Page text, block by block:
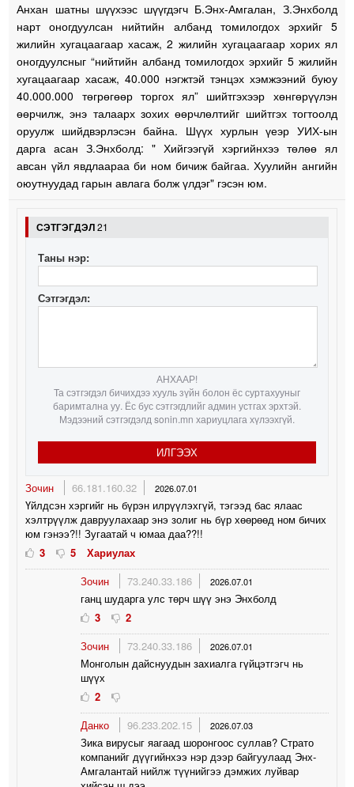
Анхан шатны шүүхээс шүүгдэгч Б.Энх-Амгалан, З.Энхболд
нарт оногдуулсан нийтийн албанд томилогдох эрхийг 5
жилийн хугацаагаар хасаж, 2 жилийн хугацаагаар хорих ял
оногдуулсныг “нийтийн албанд томилогдох эрхийг 5 жилийн
хугацаагаар хасаж, 40.000 нэгжтэй тэнцэх хэмжээний буюу
40.000.000 төгрөгөөр торгох ял” шийтгэхээр хөнгөрүүлэн
өөрчилж, энэ талаарх зохих өөрчлөлтийг шийтгэх тогтоолд
оруулж шийдвэрлэсэн байна. Шүүх хурлын үеэр УИХ-ын
дарга асан З.Энхболд: " Хийгээгүй хэргийнхээ төлөө ял
авсан үйл явдлаараа би ном бичиж байгаа. Хуулийн ангийн
оюутнуудад гарын авлага болж үлдэг" гэсэн юм.
СЭТГЭГДЭЛ21
Таны нэр:
Сэтгэгдэл:
АНХААР!
Та сэтгэгдэл бичихдээ хууль зүйн болон ёс суртахууныг
баримтална уу. Ёс бус сэтгэгдлийг админ устгах эрхтэй.
Мэдээний сэтгэгдэлд sonin.mn хариуцлага хүлээхгүй.
ИЛГЭЭХ
Зочин 66.181.160.32 2026.07.01
Үйлдсэн хэргийг нь бүрэн илрүүлэхгүй, тэгээд бас ялаас
хэлтрүүлж давруулахаар энэ золиг нь бүр хөөрөөд ном бичих
юм гэнээ?!! Зугаатай ч юмаа даа??!!
3
5
Хариулах
Зочин
73.240.33.186 2026.07.01
ганц шударга улс төрч шүү энэ Энхболд
3
2
Зочин
73.240.33.186 2026.07.01
Монголын дайснуудын захиалга гүйцэтгэгч нь
шүүх
2
Данко
96.233.202.15 2026.07.03
Зика вирусыг яагаад шоронгоос суллав? Страто
компанийг дүүгийнхээ нэр дээр байгуулаад Энх-
Амгалантай нийлж түүнийгээ дэмжих луйвар